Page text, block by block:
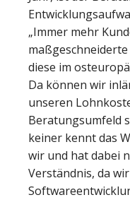
„Immer mehr
diese im
Da können wir
unseren
Beratungsumfeld
keiner kennt das
wir und hat dabei
Verständnis, da